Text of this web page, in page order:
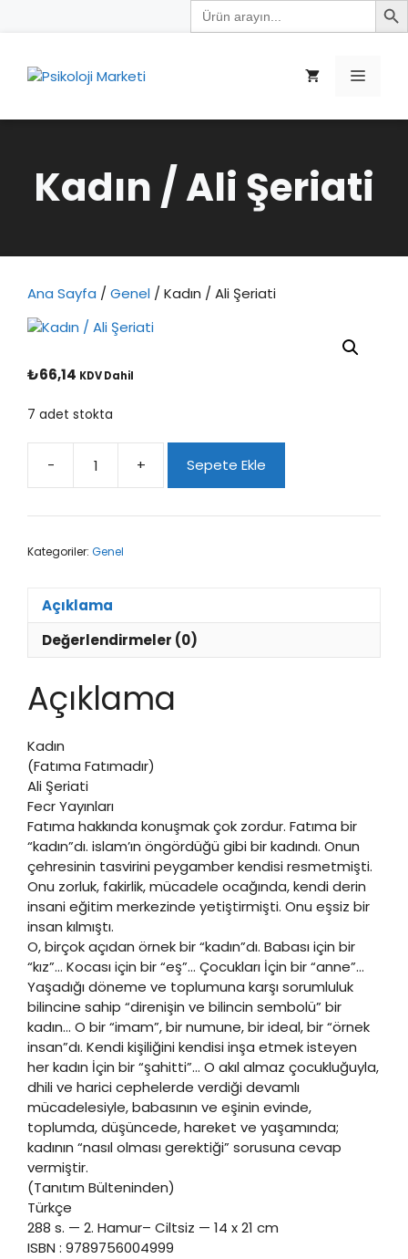
Search
for:
Menü
Kadın / Ali Şeriati
Ana Sayfa / Genel / Kadın / Ali Şeriati
₺66,14 KDV Dahil
7 adet stokta
-
Kadın
/
Ali
+ Sepete Ekle
Kategoriler: Genel
Açıklama
Değerlendirmeler (0)
Açıklama
Kadın
(Fatıma Fatımadır)
Ali Şeriati
Fecr Yayınları
Fatıma hakkında konuşmak çok zordur. Fatıma bir
“kadın”dı. islam’ın öngördüğü gibi bir kadındı. Onun
çehresinin tasvirini peygamber kendisi resmetmişti.
Onu zorluk, fakirlik, mücadele ocağında, kendi derin
insani eğitim merkezinde yetiştirmişti. Onu eşsiz bir
insan kılmıştı.
O, birçok açıdan örnek bir “kadın”dı. Babası için bir
“kız”… Kocası için bir “eş”… Çocukları İçin bir “anne”…
Yaşadığı döneme ve toplumuna karşı sorumluluk
bilincine sahip “direnişin ve bilincin sembolü” bir
kadın… O bir “imam”, bir numune, bir ideal, bir “örnek
insan”dı. Kendi kişiliğini kendisi inşa etmek isteyen
her kadın İçin bir “şahitti”… O akıl almaz çocukluğuyla,
dhili ve harici cephelerde verdiği devamlı
mücadelesiyle, babasının ve eşinin evinde,
toplumda, düşüncede, hareket ve yaşamında;
kadının “nasıl olması gerektiği” sorusuna cevap
vermiştir.
(Tanıtım Bülteninden)
Türkçe
288 s. — 2. Hamur– Ciltsiz — 14 x 21 cm
ISBN : 9789756004999